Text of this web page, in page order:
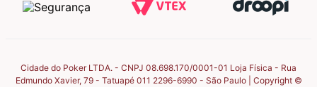
Cidade do Poker LTDA. - CNPJ 08.698.170/0001-01 Loja Física - Rua
Edmundo Xavier, 79 - Tatuapé 011 2296-6990 - São Paulo | Copyright ©